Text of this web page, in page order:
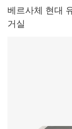
베르사체 현대
거실